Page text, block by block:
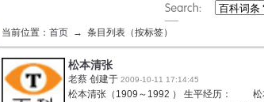
当前位置： 首页 → 条目列表（按标签）
松本清张
老蔡 创建于 2009-10-11 17:14:45
松本清张（1909～1992 ） 生平经历： 松